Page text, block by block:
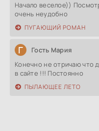
Начало веселое))
очень неудобно
ПУГАЮЩИЙ РОМАН
Г Гость Мария
Конечно не отричаю что
в сайте !!! Постоянно
ПЫЛАЮЩЕЕ ЛЕТО